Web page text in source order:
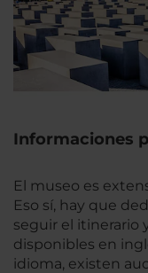
Informaciones
El museo es
Eso sí, hay que
seguir el itinerario
disponibles en
idioma, existen